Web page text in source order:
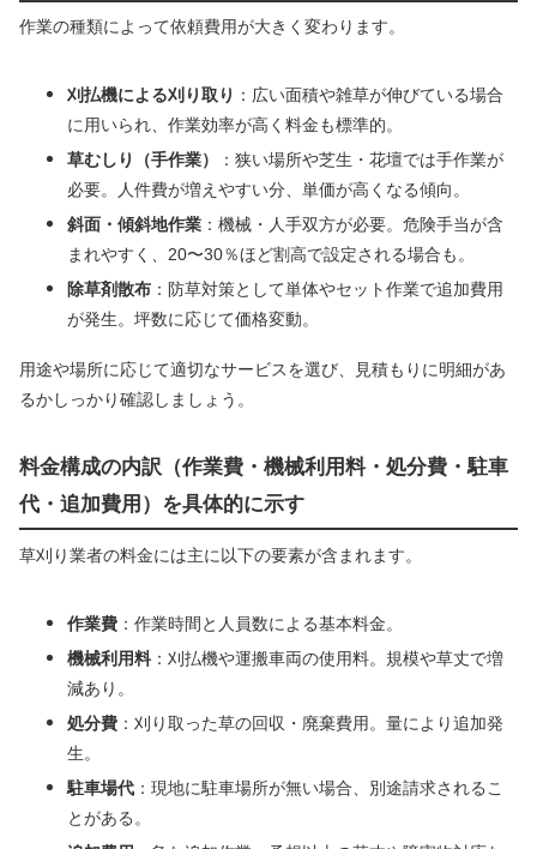
作業の種類によって依頼費用が大きく変わります。
刈払機による刈り取り ：広い面積や雑草が伸びている場合
に用いられ、作業効率が高く料金も標準的。
草むしり（手作業）
：狭い場所や芝生・花壇では手作業が
必要。人件費が増えやすい分、単価が高くなる傾向。
斜面・傾斜地作業 ：機械・人手双方が必要。危険手当が含
まれやすく、20〜30％ほど割高で設定される場合も。
除草剤散布 ：防草対策として単体やセット作業で追加費用
が発生。坪数に応じて価格変動。
用途や場所に応じて適切なサービスを選び、見積もりに明細があ
るかしっかり確認しましょう。
料金構成の内訳（作業費・機械利用料・処分費・駐車
代・追加費用）を具体的に示す
草刈り業者の料金には主に以下の要素が含まれます。
作業費 ：作業時間と人員数による基本料金。
機械利用料 ：刈払機や運搬車両の使用料。規模や草丈で増
減あり。
処分費 ：刈り取った草の回収・廃棄費用。量により追加発
生。
駐車場代 ：現地に駐車場所が無い場合、別途請求されるこ
とがある。